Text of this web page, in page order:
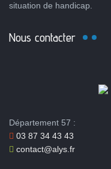
situation de handicap.
Nous contacter
Département 57 :
03 87 34 43 43
contact@alys.fr